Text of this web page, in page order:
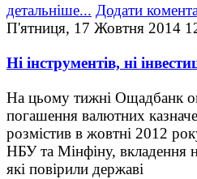
детальніше... Додати
П'ятниця, 17 Жовтня 2014
Ні інструментів, ні
На цьому тижні Ощадбанк
погашення валютних
розмістив в жовтні 2012
НБУ та Мінфіну, вкладення
які повірили державі